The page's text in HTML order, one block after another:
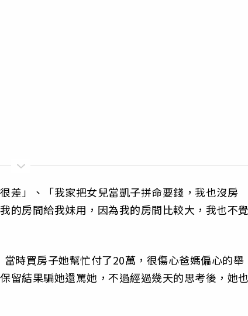
差」、「我家把女兒當凱子拼命要錢，我也沒房
的房間給我妹用，因為我的房間比較大，我也不
時買房子她幫忙付了20萬，很傷心爸媽偏心的舉
留結果騙她還罵她，不過經過幾天的思考後，她